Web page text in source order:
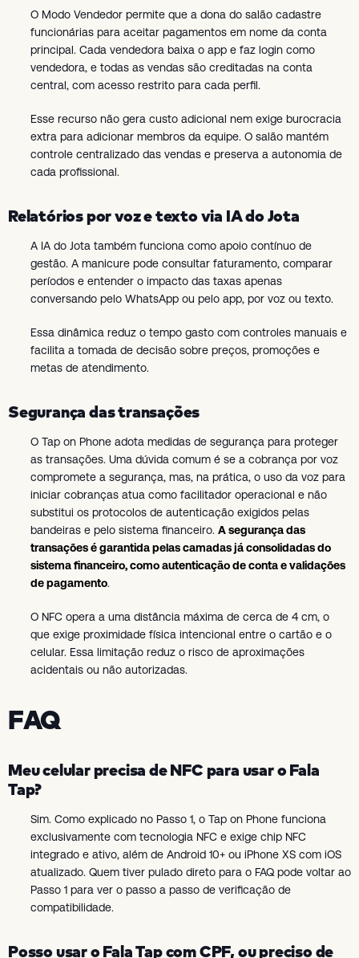
O Modo Vendedor permite que a dona do salão cadastre
funcionárias para aceitar pagamentos em nome da conta
principal. Cada vendedora baixa o app e faz login como
vendedora, e todas as vendas são creditadas na conta
central, com acesso restrito para cada perfil.
Esse recurso não gera custo adicional nem exige burocracia
extra para adicionar membros da equipe. O salão mantém
controle centralizado das vendas e preserva a autonomia de
cada profissional.
Relatórios por voz e texto via IA do Jota
A IA do Jota também funciona como apoio contínuo de
gestão. A manicure pode consultar faturamento, comparar
períodos e entender o impacto das taxas apenas
conversando pelo WhatsApp ou pelo app, por voz ou texto.
Essa dinâmica reduz o tempo gasto com controles manuais e
facilita a tomada de decisão sobre preços, promoções e
metas de atendimento.
Segurança das transações
O Tap on Phone adota medidas de segurança para proteger
as transações. Uma dúvida comum é se a cobrança por voz
compromete a segurança, mas, na prática, o uso da voz para
iniciar cobranças atua como facilitador operacional e não
substitui os protocolos de autenticação exigidos pelas
bandeiras e pelo sistema financeiro. A segurança das
transações é garantida pelas camadas já consolidadas do
sistema financeiro, como autenticação de conta e validações
de pagamento.
O NFC opera a uma distância máxima de cerca de 4 cm, o
que exige proximidade física intencional entre o cartão e o
celular. Essa limitação reduz o risco de aproximações
acidentais ou não autorizadas.
FAQ
Meu celular precisa de NFC para usar o Fala
Tap?
Sim. Como explicado no Passo 1, o Tap on Phone funciona
exclusivamente com tecnologia NFC e exige chip NFC
integrado e ativo, além de Android 10+ ou iPhone XS com iOS
atualizado. Quem tiver pulado direto para o FAQ pode voltar ao
Passo 1 para ver o passo a passo de verificação de
compatibilidade.
Posso usar o Fala Tap com CPF, ou preciso de